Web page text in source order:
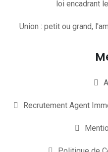
loi encadrant
Union : petit ou grand,
Recrutement Agent